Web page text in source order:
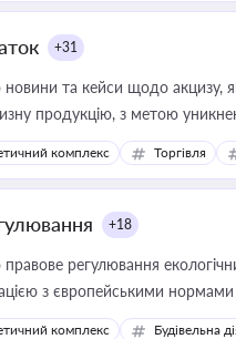
+31
та кейси щодо акцизу,
продукцію, з метою
комплекс Торгівля
+18
регулювання
з європейськими нормами
комплекс Будівельна